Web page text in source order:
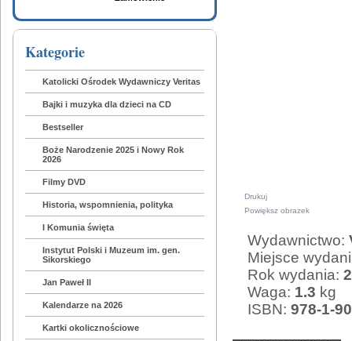
Kategorie
Katolicki Ośrodek Wydawniczy Veritas
Bajki i muzyka dla dzieci na CD
Bestseller
Boże Narodzenie 2025 i Nowy Rok
2026
Filmy DVD
Historia, wspomnienia, polityka
I Komunia święta
Instytut Polski i Muzeum im. gen.
Sikorskiego
Jan Paweł II
Kalendarze na 2026
Kartki okolicznościowe
Drukuj
Powiększ obrazek
Wydawnictwo:
Miejsce
Rok wydania:
Waga: 1.3 kg
ISBN: 978-1-